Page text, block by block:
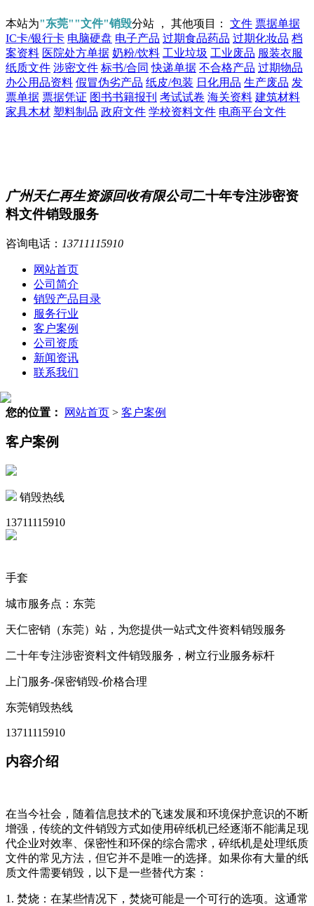
本站为"东莞""文件"销毁分站 ， 其他项目： 文件 票据单据
IC卡/银行卡 电脑硬盘 电子产品 过期食品药品 过期化妆品 档
案资料 医院处方单据 奶粉/饮料 工业垃圾 工业废品 服装衣服
纸质文件 涉密文件 标书/合同 快递单据 不合格产品 过期物品
办公用品资料 假冒伪劣产品 纸皮/包装 日化用品 生产废品 发
票单据 票据凭证 图书书籍报刊 考试试卷 海关资料 建筑材料
家具木材 塑料制品 政府文件 学校资料文件 电商平台文件
广州天仁再生资源回收有限公司二十年专注涉密资
料文件销毁服务
咨询电话： 13711115910
网站首页
公司简介
销毁产品目录
服务行业
客户案例
公司资质
新闻资讯
联系我们
您的位置： 网站首页 > 客户案例
客户案例
销毁热线
13711115910
手套
城市服务点：东莞
天仁密销（东莞）站，为您提供一站式文件资料销毁服务
二十年专注涉密资料文件销毁服务，树立行业服务标杆
上门服务-保密销毁-价格合理
东莞销毁热线
13711115910
内容介绍
在当今社会，随着信息技术的飞速发展和环境保护意识的不断
增强，传统的文件销毁方式如使用碎纸机已经逐渐不能满足现
代企业对效率、保密性和环保的综合需求，碎纸机是处理纸质
文件的常见方法，但它并不是唯一的选择。如果你有大量的纸
质文件需要销毁，以下是一些替代方案：
1. 焚烧：在某些情况下，焚烧可能是一个可行的选项。这通常